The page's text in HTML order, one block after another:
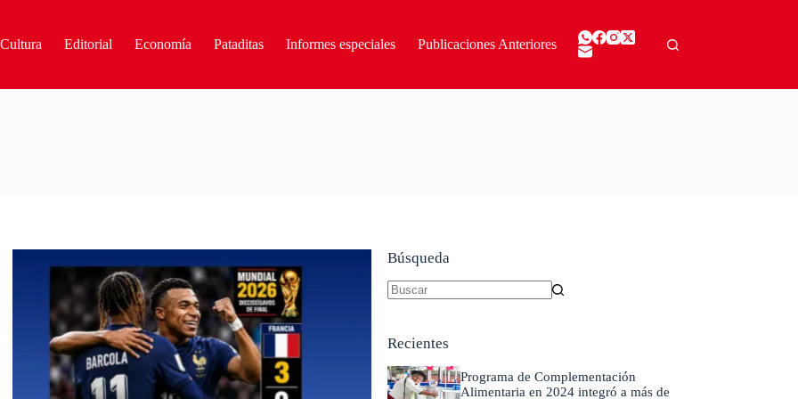
Cultura Editorial Economía Pataditas Informes especiales Publicaciones Anteriores
Búsqueda
Recientes
Programa de Complementación
Alimentaria en 2024 integró a más de